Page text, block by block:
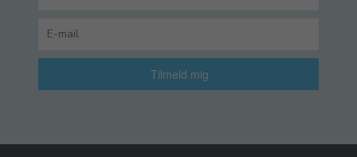
Tilmeld mig